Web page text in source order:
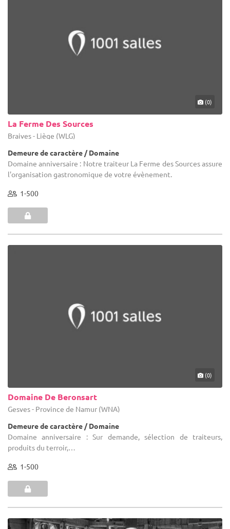
(0)
La Ferme Des Sources
Braives - Liège (WLG)
Demeure de caractère / Domaine
Domaine anniversaire : Notre traiteur La Ferme des Sources assure
l'organisation gastronomique de votre évènement.
1-500
(0)
Domaine De Beronsart
Gesves - Province de Namur (WNA)
Demeure de caractère / Domaine
Domaine anniversaire : Sur demande, sélection de traiteurs,
produits du terroir,…
1-500